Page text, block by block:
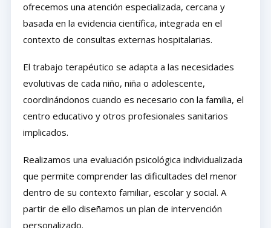
ofrecemos una atención especializada, cercana y
basada en la evidencia científica, integrada en el
contexto de consultas externas hospitalarias.
El trabajo terapéutico se adapta a las necesidades
evolutivas de cada niño, niña o adolescente,
coordinándonos cuando es necesario con la familia, el
centro educativo y otros profesionales sanitarios
implicados.
Realizamos una evaluación psicológica individualizada
que permite comprender las dificultades del menor
dentro de su contexto familiar, escolar y social. A
partir de ello diseñamos un plan de intervención
personalizado.